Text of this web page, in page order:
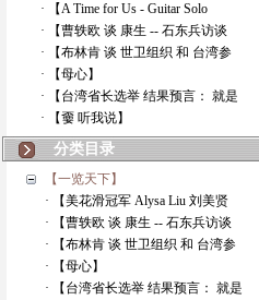
· 【A Time for Us - Guitar Solo
· 【曹轶欧 谈 康生 -- 石东兵访谈
· 【布林肯 谈 世卫组织 和 台湾参
· 【母心】
· 【台湾省长选举 结果预言： 就是
· 【嫑 听我说】
分类目录
【一览天下】
· 【美花滑冠军 Alysa Liu 刘美贤
· 【曹轶欧 谈 康生 -- 石东兵访谈
· 【布林肯 谈 世卫组织 和 台湾参
· 【母心】
· 【台湾省长选举 结果预言： 就是